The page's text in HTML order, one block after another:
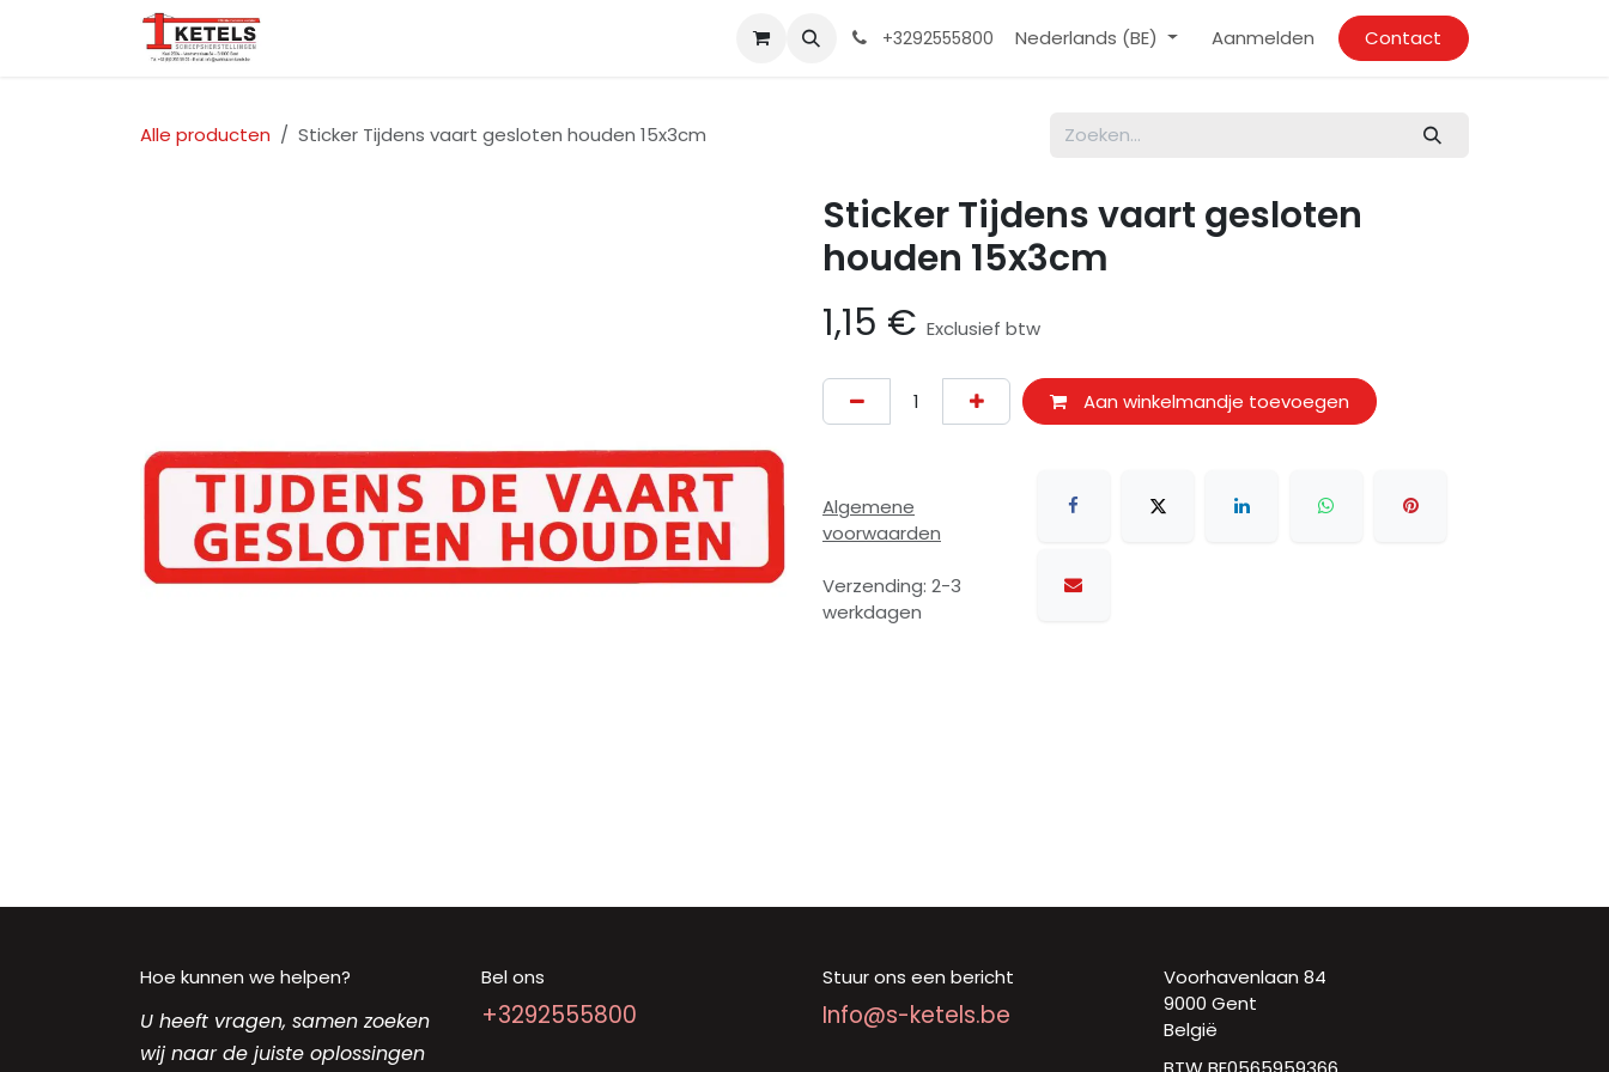
Overslaan naar inhoud
+3292555800 Nederlands (BE) Aanmelden Contact
Alle producten Sticker Tijdens vaart gesloten houden 15x3cm
Sticker Tijdens vaart gesloten
houden 15x3cm
1,15 € Exclusief btw
Aan winkelmandje toevoegen
Algemene
voorwaarden
Verzending: 2-3
werkdagen
Hoe kunnen we helpen?
U heeft vragen, samen zoeken
wij naar de juiste oplossingen
Bel ons
+3292555800
Stuur ons een bericht
Info@s-ketels.be
Voorhavenlaan 84
9000 Gent
België